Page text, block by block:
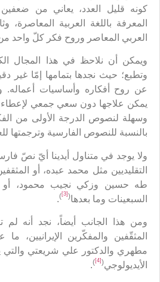
كونه قليل العدد، يعاني من
المعرفة باللغة العربية المعاصرة،
العربي المعاصر وروح فكر كلّ واحد
ويمكن أن نلاحظ في هذا المجال
وتطبع؛ حيث نجدها بتمامها إمّا غير
عن روح أفكاره وأساسيات أعماله.
يمكن علاجها دون سعي جمعي
وسهلة لنصوص الدرجة الأولى من
بالنسبة للنصوص الفارسية وترجمتها
ولا يوجد في متناول أيدينا أيّ نصّ
التقليديين مثل محمد عبده، أو
طه حسين وزكي نجيب محمود، أو
السبعينات وما بعدها(
[3]
)
.
ومن هذا الجانب أيضاً، نجد أنه لم
المثقّفين والمفكّرين الإيرانيين،
مطهري والدكتور علي شريعتي والتي
الأيديولوجي(
[4]
)
.